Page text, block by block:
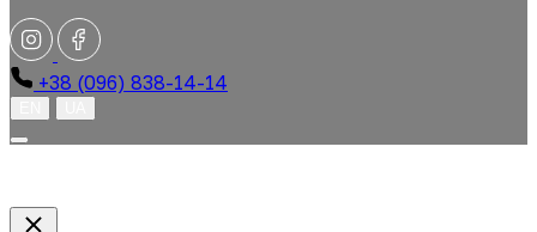
+38 (096) 838-14-14